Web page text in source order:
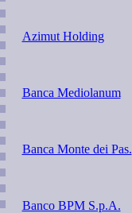
Azimut Holding
Banca Mediolanum
Banca Monte dei Pas.
Banco BPM S.p.A.